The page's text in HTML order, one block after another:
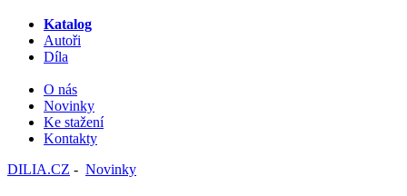
Katalog
Autoři
Díla
O nás
Novinky
Ke stažení
Kontakty
DILIA.CZ - Novinky